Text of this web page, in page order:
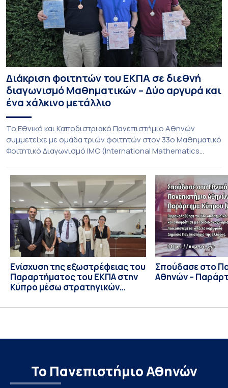
Διάκριση φοιτητών του ΕΚΠΑ σε διεθνή
διαγωνισμό Μαθηματικών – Δύο αργυρά και
ένα χάλκινο μετάλλιο
To Εθνικό και Καποδιστριακό Πανεπιστήμιο Αθηνών
συμμετείχε με ομάδα τριών φοιτητών στον 33ο Μαθηματικό
Φοιτητικό Διαγωνισμό IMC (International Mathematics
Ιουλίου στο Blagoevgrad της Βουλγαρίας. Σε αυτόν
συμμετείχαν 447 φοιτητές εκπροσωπώντας 135
πανεπιστήμια από 46 χώρες. Από την Ελλάδα, συμμετείχαν
επίσης το Εθνικό Μετσόβιο Πολυτεχνείο, το Αριστοτέλειο
Πανεπιστήμιο […]
Ενίσχυση της εξωστρέφειας του
Παραρτήματος του ΕΚΠΑ στην
Κύπρο μέσω στρατηγικών
Σπούδασε στο
Αθηνών –
Το Πανεπιστήμιο Αθηνών